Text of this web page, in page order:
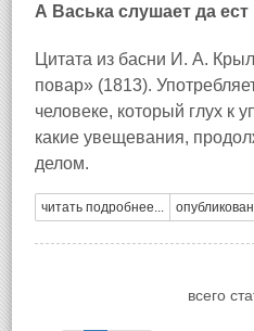
А Васька слушает да ест
Цитата из басни И. А.
повар» (1813).
человеке, который глух к
какие увещевания,
делом.
читать подробнее...
всего